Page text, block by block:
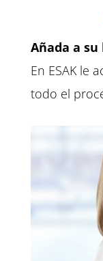
Añada a
En ESAK le
todo el